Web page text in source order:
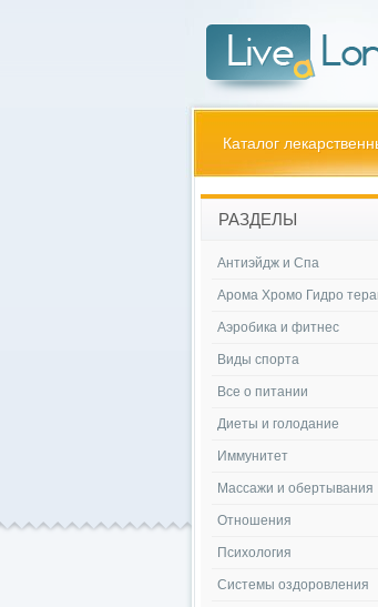
Каталог
РАЗДЕЛЫ
Антиэйдж и Спа
Арома Хромо Гидро
Аэробика и фитнес
Виды спорта
Все о питании
Диеты и голодание
Иммунитет
Массажи и обертывания
Отношения
Психология
Системы оздоровления